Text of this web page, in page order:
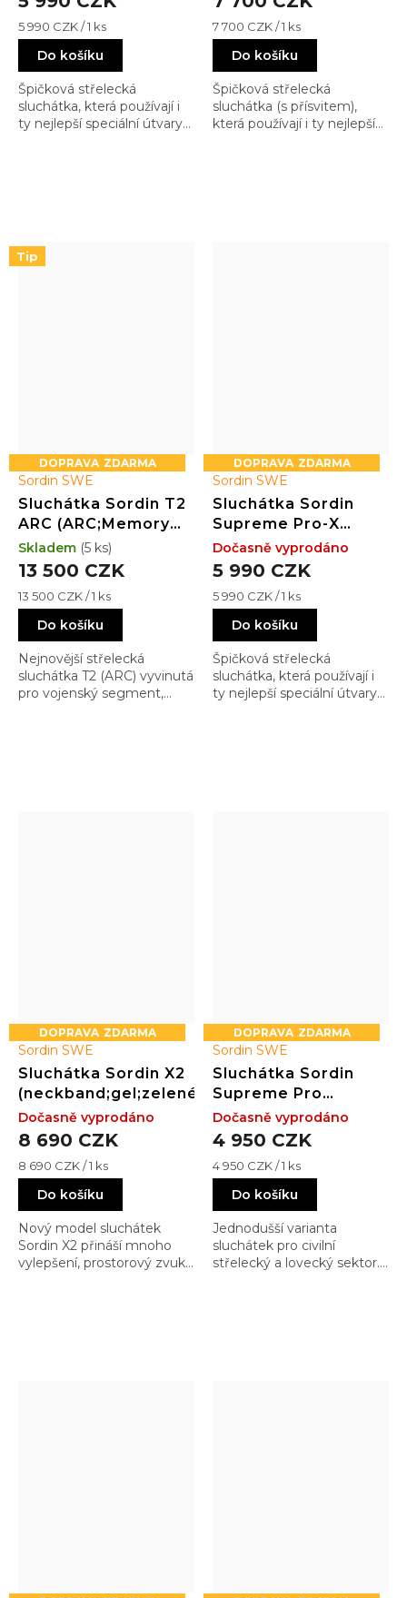
Měrná
cena:
5 990 CZK / 1 ks
Do košíku
Špičková střelecká
sluchátka, která používají i
ty nejlepší speciální útvary
Měrná
cena:
7 700 CZK / 1 ks
Do košíku
Špičková střelecká
sluchátka (s přísvitem),
která používají i ty nejlepší
Tip
ZDARMA
Sordin SWE
Sluchátka Sordin T2
ARC (ARC;Memory
Foam;zelené)
13 500 CZK
Měrná
cena:
13 500 CZK / 1 ks
Do košíku
Nejnovější střelecká
sluchátka T2 (ARC) vyvinutá
pro vojenský segment,
Skladem (5 ks)
ZDARMA
Sordin SWE
Sluchátka Sordin
Supreme Pro-X
(látka;PVC;černé)
5 990 CZK
Měrná
cena:
5 990 CZK / 1 ks
Do košíku
Špičková střelecká
sluchátka, která používají i
ty nejlepší speciální útvary
Dočasně vyprodáno
ZDARMA
Sordin SWE
Sluchátka Sordin X2
(neckband;gel;zelené)
8 690 CZK
Měrná
cena:
8 690 CZK / 1 ks
Do košíku
Nový model sluchátek
Sordin X2 přináší mnoho
vylepšení, prostorový zvuk,
Dočasně vyprodáno
ZDARMA
Sordin SWE
Sluchátka Sordin
Supreme Pro
(kůže;PVC;zelené)
4 950 CZK
Měrná
cena:
4 950 CZK / 1 ks
Do košíku
Jednodušší varianta
sluchátek pro civilní
střelecký a lovecký sektor.
Dočasně vyprodáno